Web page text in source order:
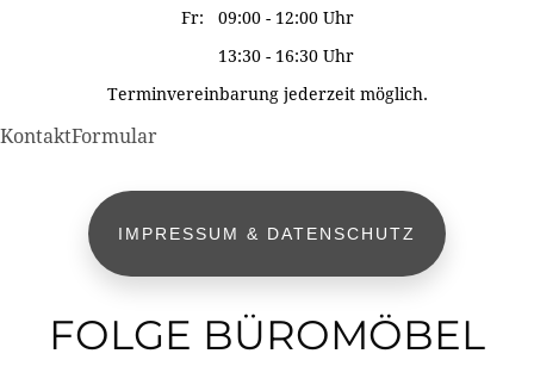
Fr: 09:00 - 12:00 Uhr
13:30 - 16:30 Uhr
Terminvereinbarung jederzeit möglich.
KontaktFormular
IMPRESSUM & DATENSCHUTZ
FOLGE BÜROMÖBEL